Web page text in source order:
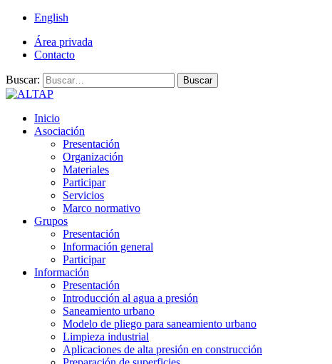
English
Área privada
Contacto
Buscar: Buscar
Inicio
Asociación
Presentación
Organización
Materiales
Participar
Servicios
Marco normativo
Grupos
Presentación
Información general
Participar
Información
Presentación
Introducción al agua a presión
Saneamiento urbano
Modelo de pliego para saneamiento urbano
Limpieza industrial
Aplicaciones de alta presión en construcción